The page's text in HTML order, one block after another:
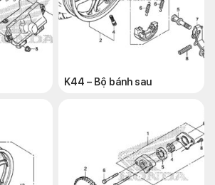
K44 – Bộ bánh sau